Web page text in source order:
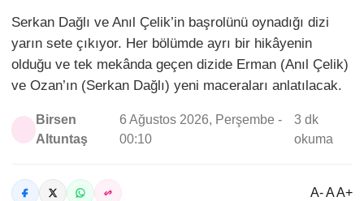
Serkan Dağlı ve Anıl Çelik’in başrolünü oynadığı dizi
yarın sete çıkıyor. Her bölümde ayrı bir hikâyenin
olduğu ve tek mekânda geçen dizide Erman (Anıl Çelik)
ve Ozan’ın (Serkan Dağlı) yeni maceraları anlatılacak.
Birsen
Altuntaş
6 Ağustos 2026, Perşembe -
00:10
3 dk
okuma
A- A A+